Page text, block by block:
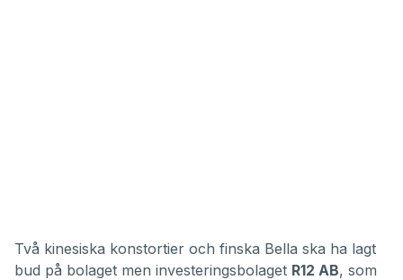
Två kinesiska konstortier och finska Bella ska ha lagt
bud på bolaget men investeringsbolaget R12 AB, som